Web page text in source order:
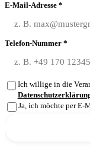
E-Mail-Adresse *
Telefon-Nummer *
Ich willige in die
Ja, ich möchte per E-